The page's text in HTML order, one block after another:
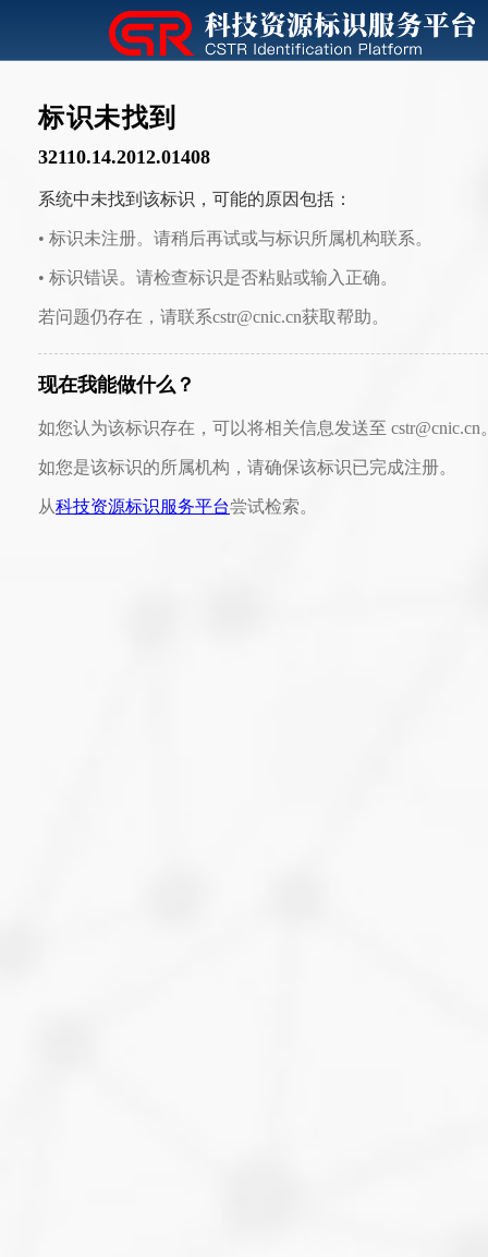
标识未找到
32110.14.2012.01408
系统中未找到该标识，可能的原因包括：
• 标识未注册。请稍后再试或与标识所属机构联系。
• 标识错误。请检查标识是否粘贴或输入正确。
若问题仍存在，请联系cstr@cnic.cn获取帮助。
现在我能做什么？
如您认为该标识存在，可以将相关信息发送至 cstr@cnic.cn
如您是该标识的所属机构，请确保该标识已完成注册。
从科技资源标识服务平台尝试检索。